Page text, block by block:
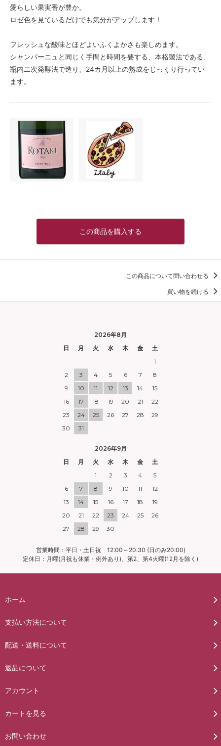
愛らしい果実香が豊か。
ロゼ色を見ているだけでも気分がアップします！
フレッシュな酸味とほどよいふくよかさも楽しめます。
シャンパーニュと同じく手間と時間を要する、本格製法である、
瓶内二次発酵法で造り、24カ月以上の熟成をじっくり行ってい
ます。
この商品を購入する
この商品について問い合わせる
買い物を続ける
2026年8月
日
月 火 水 木 金
土
1
2
3 4 5 6 7
8
9
10 11 12 13 14
15
16
17 18 19 20 21
22
23
24 25 26 27 28
29
30
31
2026年9月
日
月 火 水 木 金
土
1
2 3 4
5
6
7 8 9 10 11
12
13
14 15 16 17 18
19
20
21 22 23 24 25
26
27
28 29 30
営業時間：平日・土日祝 12:00～20:30 (日のみ20:00)
定休日：月曜(月祝も休業・例外あり)、第2、第4火曜(12月を除く)
ホーム
支払い方法について
配送・送料について
返品について
アカウント
カートを見る
お問い合わせ